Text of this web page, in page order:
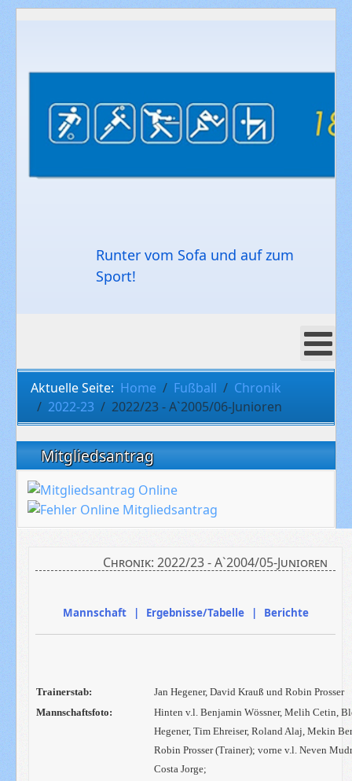
Runter vom Sofa und auf zum
Sport!
Aktuelle Seite: Home Fußball
Chronik
2022-23
2022/23 - A`2005/06-Junioren
Mitgliedsantrag
Chronik: 2022/23 - A`2004/05-Junioren
Mannschaft | Ergebnisse/Tabelle | Berichte
Trainerstab:
Jan Hegener, David Krauß und Robin Prosser
Mannschaftsfoto:
Hinten v.l. Benjamin Wössner, Melih Cetin,
Hegener, Tim Ehreiser, Roland Alaj, Mekin
Robin Prosser (Trainer); vorne v.l. Neven
Costa Jorge;